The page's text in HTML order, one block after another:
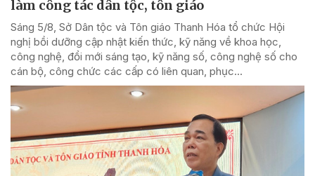
làm công tác dân tộc, tôn giáo
Sáng 5/8, Sở Dân tộc và Tôn giáo Thanh Hóa tổ chức Hội
nghị bồi dưỡng cập nhật kiến thức, kỹ năng về khoa học,
công nghệ, đổi mới sáng tạo, kỹ năng số, công nghệ số cho
cán bộ, công chức các cấp có liên quan, phục...